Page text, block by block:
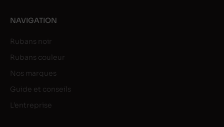
NAVIGATION
Rubans noir
Rubans couleur
Nos marques
Guide et conseils
L’entreprise